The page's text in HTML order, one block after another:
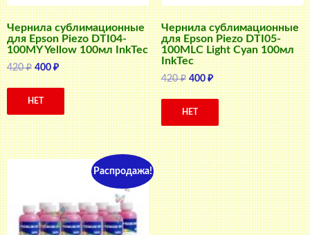
Чернила сублимационные
для Epson Piezo DTI04-
100MY Yellow 100мл InkTec
420₽ Первоначальная
цена
составляла
400₽Текущая
цена:
400 ₽.
НЕТ
Чернила сублимационные
для Epson Piezo DTI05-
100MLC Light Cyan 100мл
InkTec
420₽ Первоначальная
цена
составляла
400₽Текущая
цена:
400 ₽.
НЕТ
Распродажа!